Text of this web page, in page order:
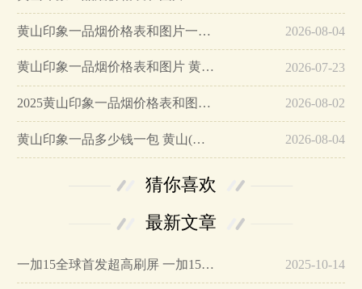
黄山印象一品烟价格表和图片一览 黄山印象一品多少钱一包… 2026-08-04
黄山印象一品烟价格表和图片 黄山印象一品多少钱一包… 2026-07-23
2025黄山印象一品烟价格表和图片… 2026-08-02
黄山印象一品多少钱一包 黄山(印象一品)香烟价格表图… 2026-08-04
猜你喜欢
最新文章
一加15全球首发超高刷屏 一加15参数详细配置… 2025-10-14